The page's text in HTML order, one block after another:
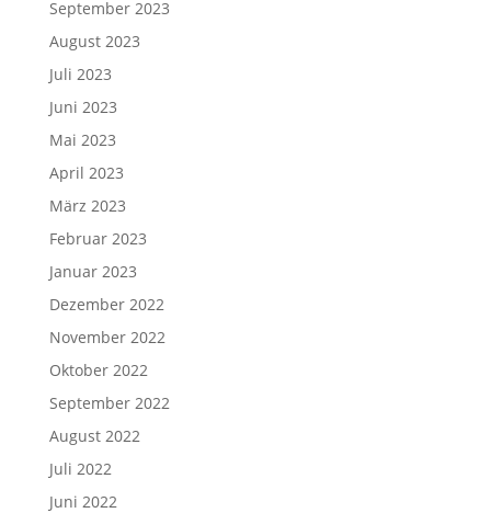
September 2023
August 2023
Juli 2023
Juni 2023
Mai 2023
April 2023
März 2023
Februar 2023
Januar 2023
Dezember 2022
November 2022
Oktober 2022
September 2022
August 2022
Juli 2022
Juni 2022